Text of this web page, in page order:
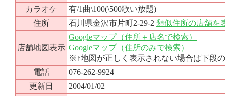
カラオケ
有/1曲\100(\500歌い放題)
住所
石川県金沢市片町2-29-2 類似住所の店舗を
店舗地図表示
Googleマップ（住所＋店名で検索）
Googleマップ（住所のみで検索）
※↑地図が正しく表示されない場合は下段
電話
076-262-9924
更新日
2004/01/02